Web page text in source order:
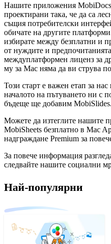
Нашите приложения MobiDocs
проектирани така, че да са
същия потребителски
обичате на другите
избирате между безплатни и
от нуждите и
междуплатформен лиценз за
му за Mac няма да ви струва
Този старт е важен етап за
началото на пътуването ни с
бъдеще ще добавим MobiSlides.
Можете да изтеглите нашите
MobiSheets безплатно в Mac
надграждане Premium за
За повече информация
следвайте нашите социални
Най-популярни